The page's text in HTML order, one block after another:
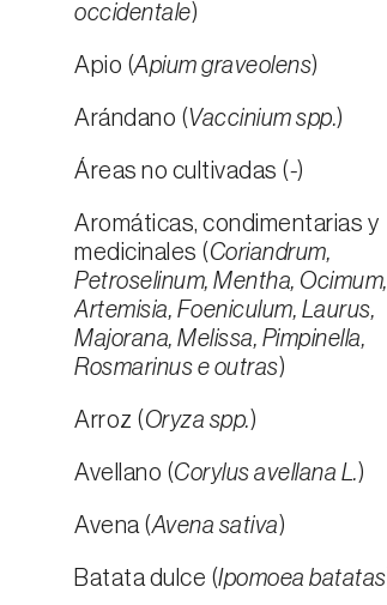
occidentale)
Apio (Apium graveolens)
Arándano (Vaccinium spp.)
Áreas no cultivadas (-)
Aromáticas, condimentarias y
medicinales (Coriandrum,
Petroselinum, Mentha, Ocimum,
Artemisia, Foeniculum, Laurus,
Majorana, Melissa, Pimpinella,
Rosmarinus e outras)
Arroz (Oryza spp.)
Avellano (Corylus avellana L.)
Avena (Avena sativa)
Batata dulce (Ipomoea batatas